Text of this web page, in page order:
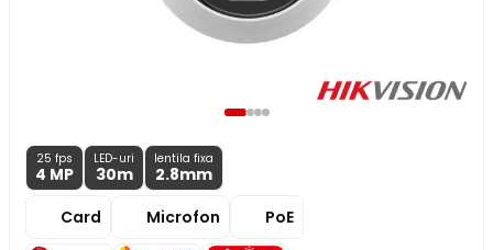
25 fps
4 MP
LED-uri
30m
lentila fixa
2.8mm
Card
Microfon PoE